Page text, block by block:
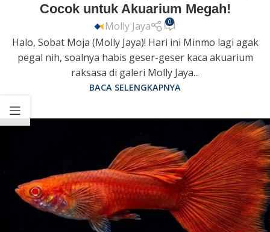
Cocok untuk Akuarium Megah!
Molly Jaya 0
Halo, Sobat Moja (Molly Jaya)! Hari ini Minmo lagi agak
pegal nih, soalnya habis geser-geser kaca akuarium
raksasa di galeri Molly Jaya...
BACA SELENGKAPNYA